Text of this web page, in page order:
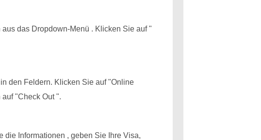
das Dropdown-Menü . Klicken Sie auf "
den Feldern. Klicken Sie auf "Online
"Check Out ".
die Informationen , geben Sie Ihre Visa,